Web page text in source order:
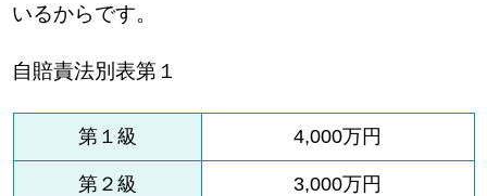
いるからです。
自賠責法別表第１
第１級 4,000万円
第２級 3,000万円